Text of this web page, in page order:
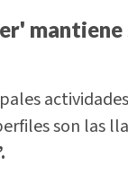
son las